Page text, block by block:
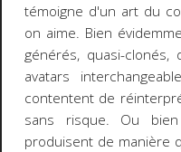
témoigne d'un art du
on aime. Bien
générés, quasi-
avatars
contentent de
sans risque. Ou
produisent de manière